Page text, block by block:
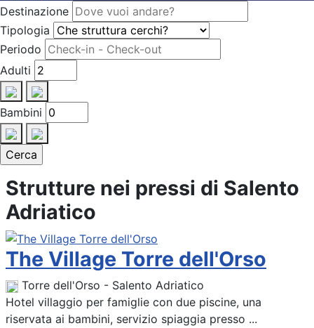
Destinazione
Tipologia
Periodo
Adulti
Bambini
Strutture nei pressi di Salento
Adriatico
The Village Torre dell'Orso
Torre dell'Orso - Salento Adriatico
Hotel villaggio per famiglie con due piscine, una
riservata ai bambini, servizio spiaggia presso ...